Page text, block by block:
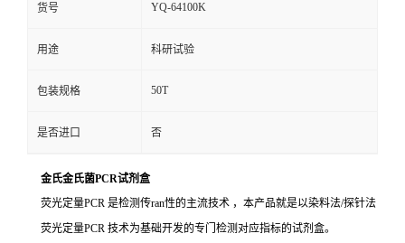
货号 YQ-64100K
用途 科研试验
包装规格 50T
是否进口 否
金氏金氏菌PCR试剂盒
荧光定量PCR 是检测传ran性的主流技术 ，本产品就是以染料法/探针法
荧光定量PCR 技术为基础开发的专门检测对应指标的试剂盒。